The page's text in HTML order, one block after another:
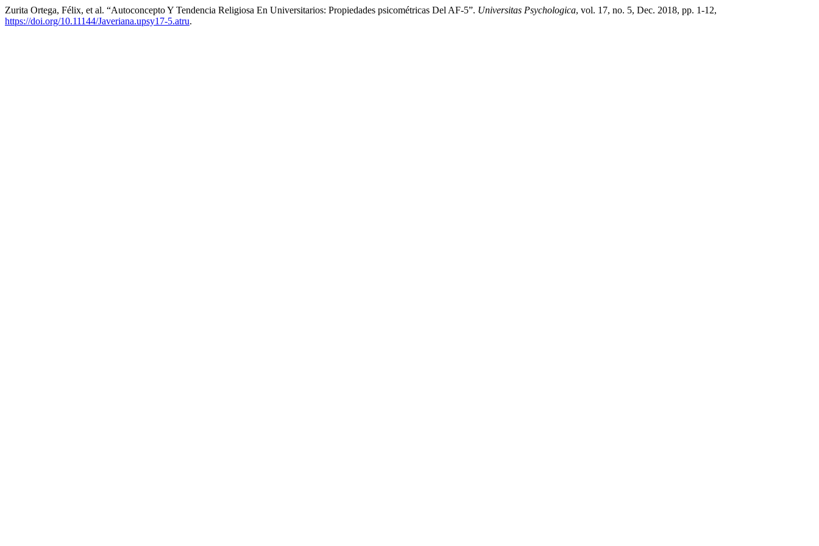
Zurita Ortega, Félix, et al. “Autoconcepto Y Tendencia Religiosa En Universitarios: Propiedades psicométricas Del AF-5”. Universitas Psychologica, vol. 17, no. 5, Dec. 2018, pp. 1-12,
https://doi.org/10.11144/Javeriana.upsy17-5.atru.